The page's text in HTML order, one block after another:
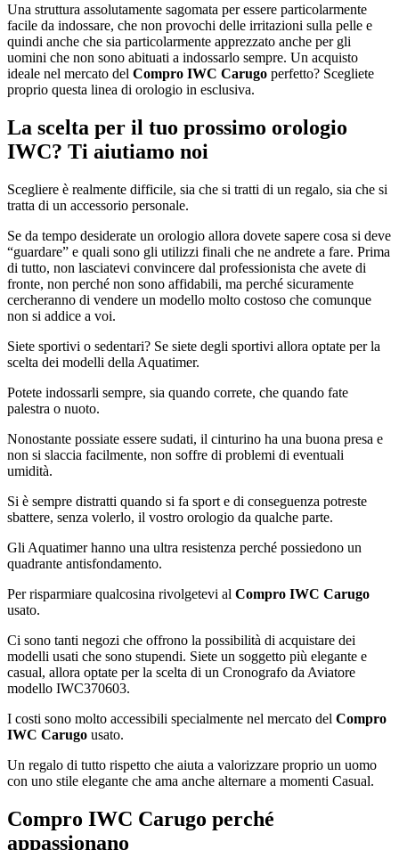
Una struttura assolutamente sagomata per essere particolarmente
facile da indossare, che non provochi delle irritazioni sulla pelle e
quindi anche che sia particolarmente apprezzato anche per gli
uomini che non sono abituati a indossarlo sempre. Un acquisto
ideale nel mercato del Compro IWC Carugo perfetto? Scegliete
proprio questa linea di orologio in esclusiva.
La scelta per il tuo prossimo orologio
IWC? Ti aiutiamo noi
Scegliere è realmente difficile, sia che si tratti di un regalo, sia che si
tratta di un accessorio personale.
Se da tempo desiderate un orologio allora dovete sapere cosa si deve
“guardare” e quali sono gli utilizzi finali che ne andrete a fare. Prima
di tutto, non lasciatevi convincere dal professionista che avete di
fronte, non perché non sono affidabili, ma perché sicuramente
cercheranno di vendere un modello molto costoso che comunque
non si addice a voi.
Siete sportivi o sedentari? Se siete degli sportivi allora optate per la
scelta dei modelli della Aquatimer.
Potete indossarli sempre, sia quando correte, che quando fate
palestra o nuoto.
Nonostante possiate essere sudati, il cinturino ha una buona presa e
non si slaccia facilmente, non soffre di problemi di eventuali
umidità.
Si è sempre distratti quando si fa sport e di conseguenza potreste
sbattere, senza volerlo, il vostro orologio da qualche parte.
Gli Aquatimer hanno una ultra resistenza perché possiedono un
quadrante antisfondamento.
Per risparmiare qualcosina rivolgetevi al Compro IWC Carugo
usato.
Ci sono tanti negozi che offrono la possibilità di acquistare dei
modelli usati che sono stupendi. Siete un soggetto più elegante e
casual, allora optate per la scelta di un Cronografo da Aviatore
modello IWC370603.
I costi sono molto accessibili specialmente nel mercato del Compro
IWC Carugo usato.
Un regalo di tutto rispetto che aiuta a valorizzare proprio un uomo
con uno stile elegante che ama anche alternare a momenti Casual.
Compro IWC Carugo perché
appassionano